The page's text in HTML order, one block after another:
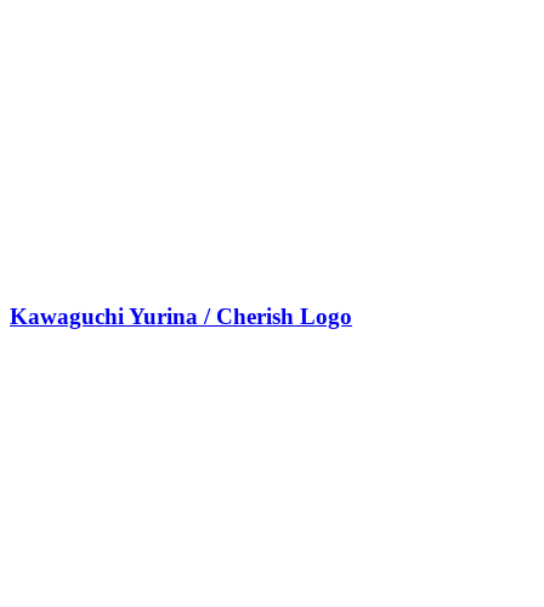
Kawaguchi Yurina / Cherish Logo